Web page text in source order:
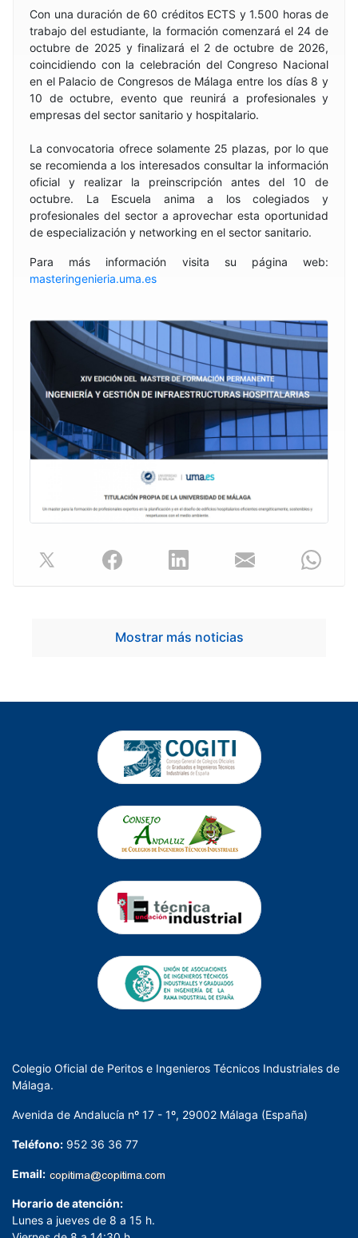
Con una duración de 60 créditos ECTS y 1.500 horas de
trabajo del estudiante, la formación comenzará el 24 de
octubre de 2025 y finalizará el 2 de octubre de 2026,
coincidiendo con la celebración del Congreso Nacional
en el Palacio de Congresos de Málaga entre los días 8 y
10 de octubre, evento que reunirá a profesionales y
empresas del sector sanitario y hospitalario.
La convocatoria ofrece solamente 25 plazas, por lo que
se recomienda a los interesados consultar la información
oficial y realizar la preinscripción antes del 10 de
octubre. La Escuela anima a los colegiados y
profesionales del sector a aprovechar esta oportunidad
de especialización y networking en el sector sanitario.
Para más información visita su página web:
masteringenieria.uma.es
Mostrar más noticias
Colegio Oficial de Peritos e Ingenieros Técnicos Industriales de
Málaga.
Avenida de Andalucía nº 17 - 1º, 29002 Málaga (España)
Teléfono: 952 36 36 77
Email:
Horario de atención:
Lunes a jueves de 8 a 15 h.